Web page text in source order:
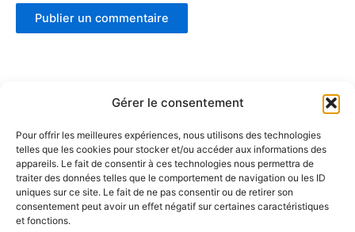
Gérer le consentement
Pour offrir les meilleures expériences, nous utilisons des technologies
telles que les cookies pour stocker et/ou accéder aux informations des
appareils. Le fait de consentir à ces technologies nous permettra de
traiter des données telles que le comportement de navigation ou les ID
uniques sur ce site. Le fait de ne pas consentir ou de retirer son
consentement peut avoir un effet négatif sur certaines caractéristiques
et fonctions.
Partenaires :
LaMaisonDuDonut
LaBelleBiere